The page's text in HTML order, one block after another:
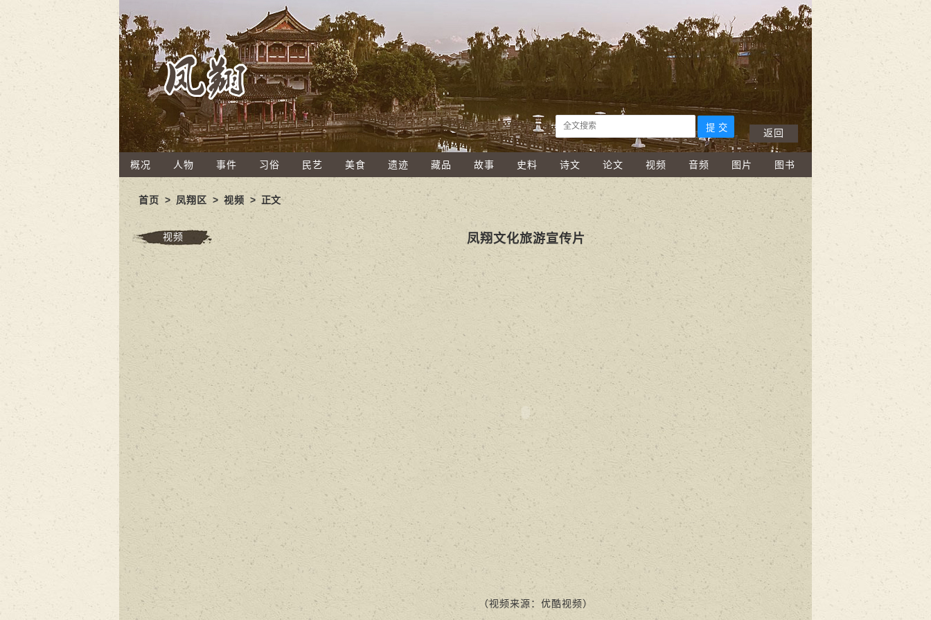
概况 人物 事件 习俗 民艺 美食 遗迹 藏品 故事 史料 诗文 论文 视频 音频 图片 图书
返回
首页 >凤翔区 > 视频 > 正文
视频 凤翔文化旅游宣传片
（视频来源：优酷视频）